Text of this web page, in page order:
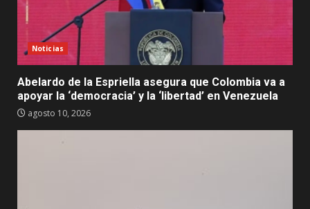
Noticias
Abelardo de la Espriella asegura que Colombia va a
apoyar la ‘democracia’ y la ‘libertad’ en Venezuela
agosto 10, 2026